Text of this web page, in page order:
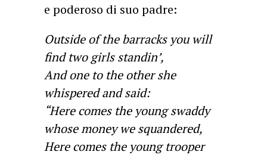
e poderoso di suo padre:
Outside of the barracks you will
find two girls standin’,
And one to the other she
whispered and said:
“Here comes the young swaddy
whose money we squandered,
Here comes the young trooper